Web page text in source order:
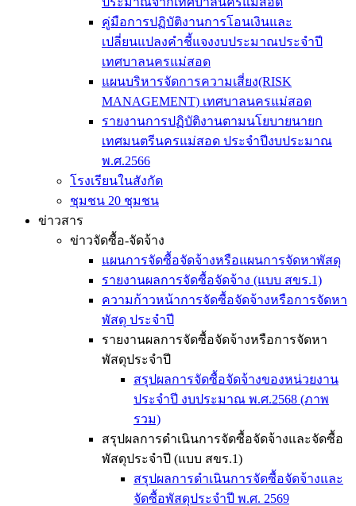
คู่มือการปฏิบัติงานการโอนเงินและ
เปลี่ยนแปลงคำชี้แจงงบประมาณประจำปี
เทศบาลนครแม่สอด
แผนบริหารจัดการความเสี่ยง(RISK
MANAGEMENT) เทศบาลนครแม่สอด
รายงานการปฏิบัติงานตามนโยบายนายก
เทศมนตรีนครแม่สอด ประจำปีงบประมาณ
พ.ศ.2566
โรงเรียนในสังกัด
ชุมชน 20 ชุมชน
ข่าวสาร
ข่าวจัดซื้อ-จัดจ้าง
แผนการจัดซื้อจัดจ้างหรือแผนการจัดหาพัสดุ
รายงานผลการจัดซื้อจัดจ้าง (แบบ สขร.1)
ความก้าวหน้าการจัดซื้อจัดจ้างหรือการจัดหา
พัสดุ ประจำปี
รายงานผลการจัดซื้อจัดจ้างหรือการจัดหา
พัสดุประจำปี
สรุปผลการจัดซื้อจัดจ้างของหน่วยงาน
ประจำปี งบประมาณ พ.ศ.2568 (ภาพ
รวม)
สรุปผลการดำเนินการจัดซื้อจัดจ้างและจัดซื้อ
พัสดุประจำปี (แบบ สขร.1)
สรุปผลการดำเนินการจัดซื้อจัดจ้างและ
จัดซื้อพัสดุประจำปี พ.ศ. 2569